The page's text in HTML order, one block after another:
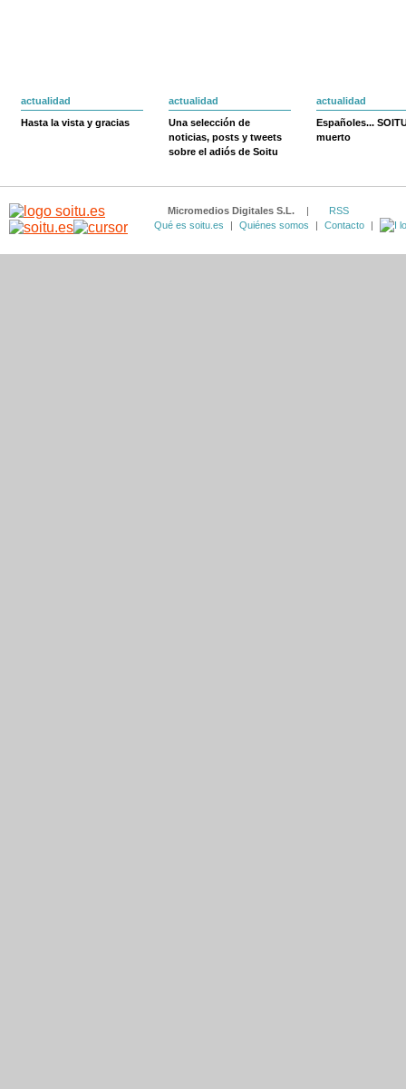
actualidad
Hasta la vista y gracias
actualidad
Una selección de
noticias, posts y tweets
sobre el adiós de Soitu
actualidad
Españoles...
muerto
Micromedios Digitales S.L. |
RSS
Qué es soitu.es
| Quiénes somos | Contacto |